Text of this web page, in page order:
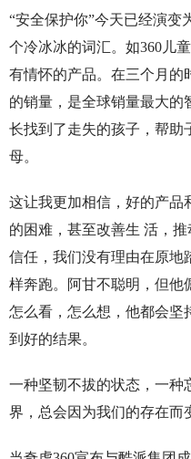
“安全保护你”今天已经演变
个冷冰冰的词汇。如360儿
有情怀的产品。在三个月的
的销量，是全球销量最大的
长找到了走失的孩子，帮助
母。
这让我更加相信，好的产品
的困难，甚至改善生 活，
信任，我们没有理由在原地
样奔跑。阿甘不聪明，但他
怎么看，怎么想，他都会坚
到好的结果。
一种坚韧不拔的状态，一种
界，总会因为我们的存在而